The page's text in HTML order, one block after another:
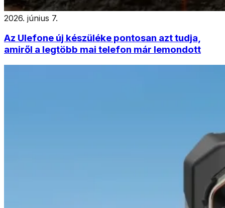
2026. június 7.
Az Ulefone új készüléke pontosan azt tudja,
amiről a legtöbb mai telefon már lemondott